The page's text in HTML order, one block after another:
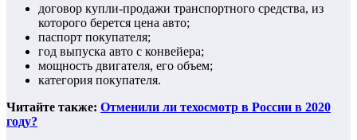
договор купли-продажи транспортного средства, из
которого берется цена авто;
паспорт покупателя;
год выпуска авто с конвейера;
мощность двигателя, его объем;
категория покупателя.
Читайте также: Отменили ли техосмотр в России в 2020
году?